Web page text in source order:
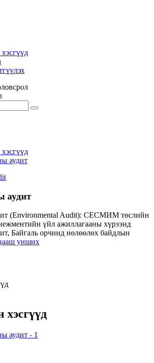
аудит
аудит
(Environmental Audit): СЕСМИМ төслийн
үйл ажиллагааны хүрээнд
Байгаль орчинд нөлөөлөх байдлын
унших
хэсгүүд
аудит - 1